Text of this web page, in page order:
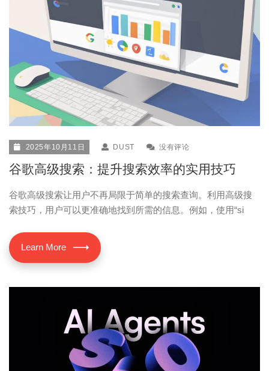
2025年10月11日 DUST 没有评论
谷歌高级搜索：提升搜索效率的实用技巧
谷歌高级搜索让用户不再局限于简单的搜索查询。利用高级搜
索技巧，用户可以更准确地找到所需的信息。例如，使用“si
Learn More